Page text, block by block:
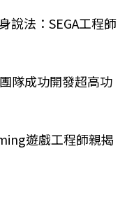
說法：SEGA工程師
隊成功開發超高功
遊戲工程師親揭